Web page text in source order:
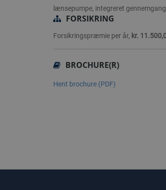
lænsepumpe, integreret
FORSIKRING
Forsikringspræmie per år, kr.
BROCHURE(R)
Hent brochure (PDF)